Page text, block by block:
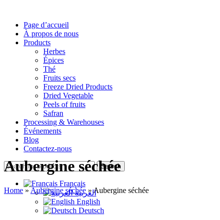
Page d’accueil
À propos de nous
Products
Herbes
Épices
Thé
Fruits secs
Freeze Dried Products
Dried Vegetable
Peels of fruits
Safran
Processing & Warehouses
Événements
Blog
Contactez-nous
Search
Français
العربية
English
Deutsch
Aubergine séchée
Home » Aubergine séchée »Aubergine séchée